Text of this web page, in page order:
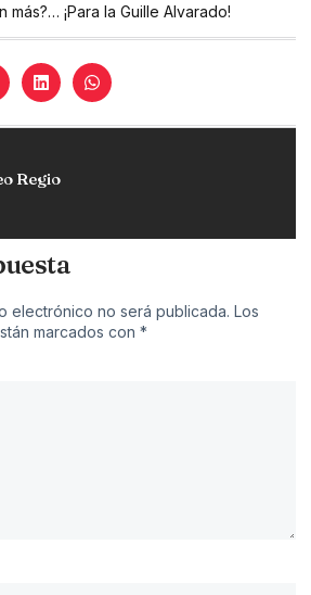
más?… ¡Para la Guille Alvarado!
Regio
electrónico no será publicada. Los
marcados con *